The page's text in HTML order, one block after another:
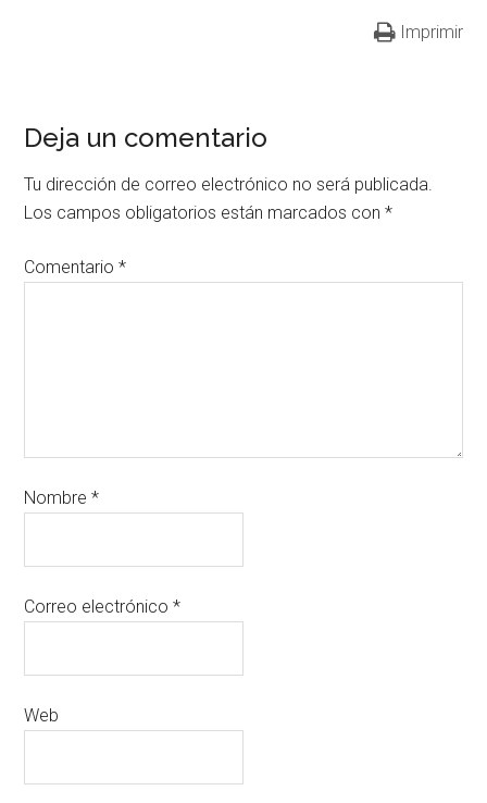
Imprimir
Deja un comentario
Tu dirección de correo electrónico no será publicada.
Los campos obligatorios están marcados con*
Comentario*
Nombre*
Correo electrónico*
Web